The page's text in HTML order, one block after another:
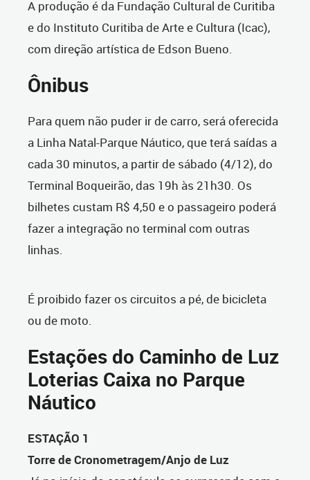
A produção é da Fundação Cultural de Curitiba
e do Instituto Curitiba de Arte e Cultura (Icac),
com direção artística de Edson Bueno.
Ônibus
Para quem não puder ir de carro, será oferecida
a Linha Natal-Parque Náutico, que terá saídas a
cada 30 minutos, a partir de sábado (4/12), do
Terminal Boqueirão, das 19h às 21h30. Os
bilhetes custam R$ 4,50 e o passageiro poderá
fazer a integração no terminal com outras
linhas.
É proibido fazer os circuitos a pé, de bicicleta
ou de moto.
Estações do Caminho de Luz
Loterias Caixa no Parque
Náutico
ESTAÇÃO 1
Torre de Cronometragem/Anjo de Luz